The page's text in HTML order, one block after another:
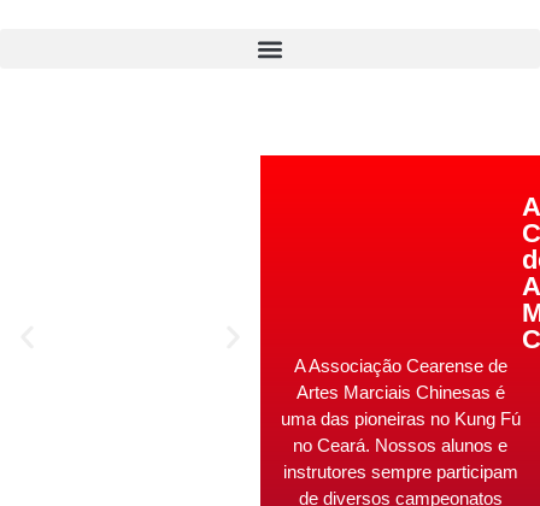
A Associação Cearense de
Artes Marciais Chinesas é
uma das pioneiras no Kung Fú
no Ceará. Nossos alunos e
instrutores sempre participam
de diversos campeonatos